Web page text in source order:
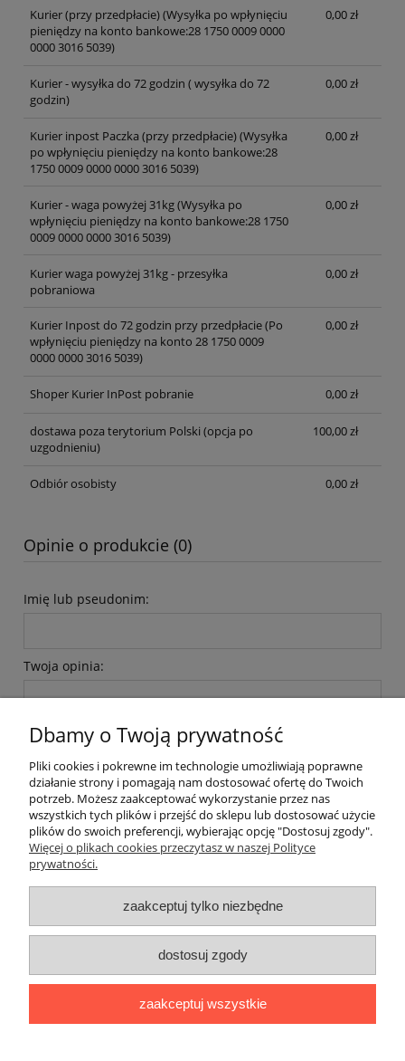
Kurier (przy przedpłacie)(Wysyłka po wpłynięciu
pieniędzy na konto bankowe:28 1750 0009 0000
0000 3016 5039)
0,00 zł
Kurier - wysyłka do 72 godzin ( wysyłka do 72
godzin)
0,00 zł
Kurier inpost Paczka (przy przedpłacie)(Wysyłka
po wpłynięciu pieniędzy na konto bankowe:28
1750 0009 0000 0000 3016 5039)
0,00 zł
Kurier - waga powyżej 31kg(Wysyłka po
wpłynięciu pieniędzy na konto bankowe:28 1750
0009 0000 0000 3016 5039)
0,00 zł
Kurier waga powyżej 31kg - przesyłka
pobraniowa
0,00 zł
Kurier Inpost do 72 godzin przy przedpłacie(Po
wpłynięciu pieniędzy na konto 28 1750 0009
0000 0000 3016 5039)
0,00 zł
Shoper Kurier InPost pobranie 0,00 zł
dostawa poza terytorium Polski (opcja po
uzgodnieniu)
100,00 zł
Odbiór osobisty 0,00 zł
Opinie o produkcie (0)
Imię lub pseudonim:
Twoja opinia:
Inteligentny dom ( POCKET HOME )
Promocje i transport gratis
Automatyka NOVATEK
Polityka prywatności
Zwroty i reklamacje
Promocyjne Ceny|Wiklinowa 24, 21-010 Łęczna (woj. lubelskie)|
Dbamy o Twoją prywatność
Pliki cookies i pokrewne im technologie umożliwiają poprawne
działanie strony i pomagają nam dostosować ofertę do Twoich
potrzeb. Możesz zaakceptować wykorzystanie przez nas
wszystkich tych plików i przejść do sklepu lub dostosować użycie
plików do swoich preferencji, wybierając opcję "Dostosuj zgody".
Więcej o plikach cookies przeczytasz w naszej Polityce
prywatności.
zaakceptuj tylko niezbędne
dostosuj zgody
zaakceptuj wszystkie